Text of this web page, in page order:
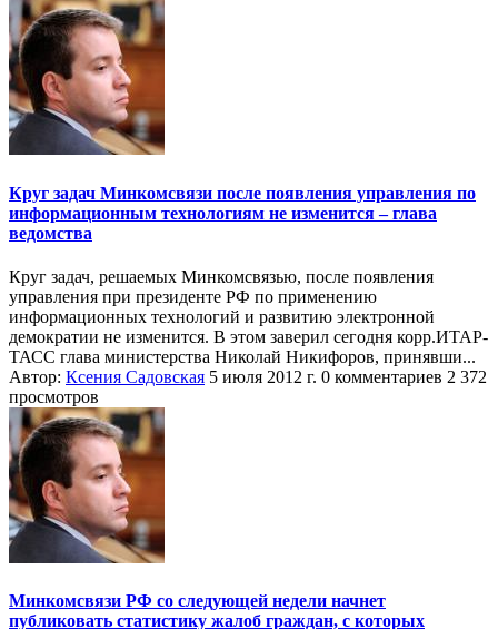
Круг задач Минкомсвязи после появления управления по
информационным технологиям не изменится – глава
ведомства
Круг задач, решаемых Минкомсвязью, после появления
управления при президенте РФ по применению
информационных технологий и развитию электронной
демократии не изменится. В этом заверил сегодня корр.ИТАР-
ТАСС глава министерства Николай Никифоров, принявши...
Автор: Ксения Садовская 5 июля 2012 г. 0 комментариев 2 372
просмотров
Минкомсвязи РФ со следующей недели начнет
публиковать статистику жалоб граждан, с которых